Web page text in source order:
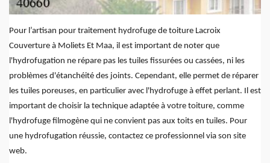
Pour l’artisan pour traitement hydrofuge de toiture Lacroix
Couverture à Moliets Et Maa, il est important de noter que
l'hydrofugation ne répare pas les tuiles fissurées ou cassées, ni les
problèmes d'étanchéité des joints. Cependant, elle permet de réparer
les tuiles poreuses, en particulier avec l'hydrofuge à effet perlant. Il est
important de choisir la technique adaptée à votre toiture, comme
l'hydrofuge filmogène qui ne convient pas aux toits en tuiles. Pour
une hydrofugation réussie, contactez ce professionnel via son site
web.